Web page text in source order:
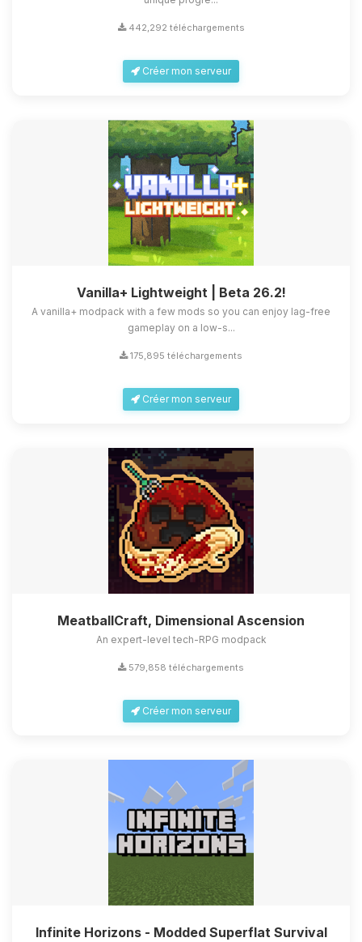
442,292 téléchargements
Créer mon serveur
Vanilla+ Lightweight | Beta 26.2!
A vanilla+ modpack with a few mods so you can enjoy lag-free
gameplay on a low-s...
175,895 téléchargements
Créer mon serveur
MeatballCraft, Dimensional Ascension
An expert-level tech-RPG modpack
579,858 téléchargements
Créer mon serveur
Infinite Horizons - Modded Superflat Survival